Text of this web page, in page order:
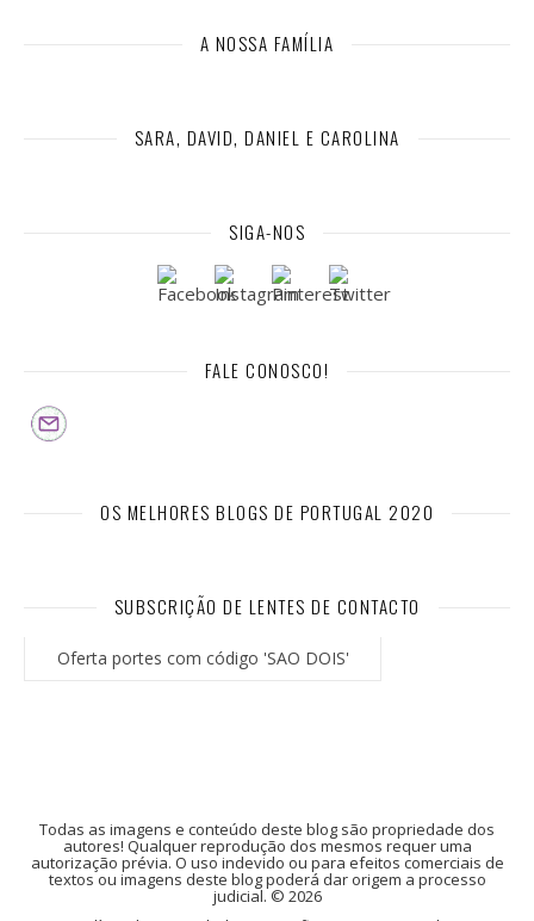
A NOSSA FAMÍLIA
SARA, DAVID, DANIEL E CAROLINA
SIGA-NOS
FALE CONOSCO!
OS MELHORES BLOGS DE PORTUGAL 2020
SUBSCRIÇÃO DE LENTES DE CONTACTO
Oferta portes com código 'SAO DOIS'
Todas as imagens e conteúdo deste blog são propriedade dos
autores! Qualquer reprodução dos mesmos requer uma
autorização prévia. O uso indevido ou para efeitos comerciais de
textos ou imagens deste blog poderá dar origem a processo
judicial. © 2026